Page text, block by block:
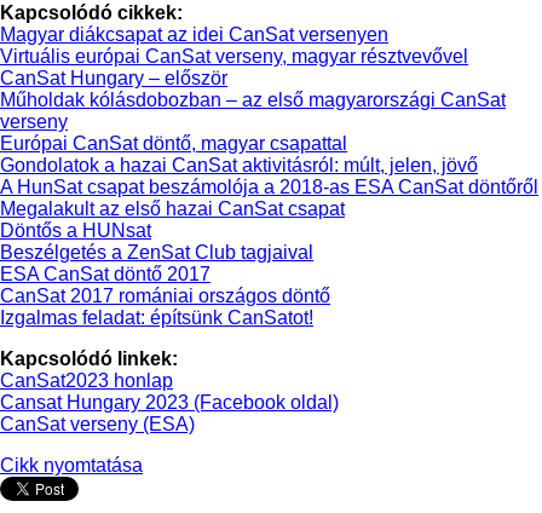
Kapcsolódó cikkek:
Magyar diákcsapat az idei CanSat versenyen
Virtuális európai CanSat verseny, magyar résztvevővel
CanSat Hungary – először
Műholdak kólásdobozban – az első magyarországi CanSat
verseny
Európai CanSat döntő, magyar csapattal
Gondolatok a hazai CanSat aktivitásról: múlt, jelen, jövő
A HunSat csapat beszámolója a 2018-as ESA CanSat döntőről
Megalakult az első hazai CanSat csapat
Döntős a HUNsat
Beszélgetés a ZenSat Club tagjaival
ESA CanSat döntő 2017
CanSat 2017 romániai országos döntő
Izgalmas feladat: építsünk CanSatot!
Kapcsolódó linkek:
CanSat2023 honlap
Cansat Hungary 2023 (Facebook oldal)
CanSat verseny (ESA)
Cikk nyomtatása